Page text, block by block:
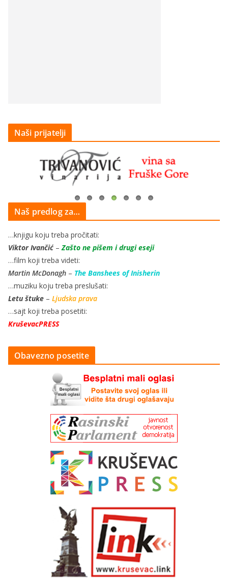
Naši prijatelji
Naš predlog za…
…knjigu koju treba pročitati:
Viktor Ivančić–Zašto ne pišem i drugi eseji
…film koji treba videti:
Martin McDonagh – The Banshees of Inisherin
…muziku koju treba preslušati:
Letu štuke – Ljudska prava
…sajt koji treba posetiti:
KruševacPRESS
Obavezno posetite